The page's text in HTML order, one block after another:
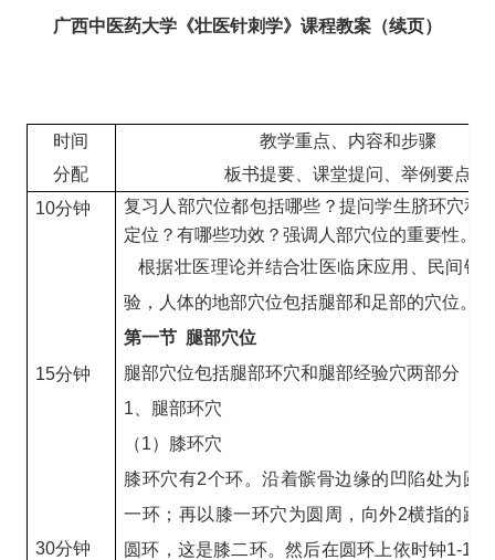
广西中医药大学 《壮医针刺学》 课程教案（续页）
时间
分配
教学重点、内容和步骤
板书提要、课堂提问、举例要点
10分钟
15分钟
30分钟
复习人部穴位都包括哪些？提问学生脐环穴和
定位？有哪些功效？强调人部穴位的重要性。
根据壮医理论并结合壮医临床应用、民间针
验，人体的地部穴位包括腿部和足部的穴位。
第一节 腿部穴位
腿部穴位包括腿部环穴和腿部经验穴两部分
1、腿部环穴
（1）膝环穴
膝环穴有2个环。沿着髌骨边缘的凹陷处为圆
一环；再以膝一环穴为圆周，向外2横指的距
圆环，这是膝二环。然后在圆环上依时钟1-12